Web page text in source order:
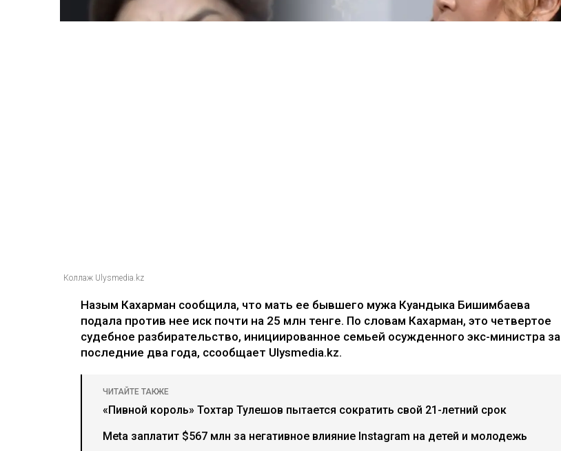
Коллаж Ulysmedia.kz
Назым Кахарман сообщила, что мать ее бывшего мужа Куандыка Бишимбаева
подала против нее иск почти на 25 млн тенге. По словам Кахарман, это четвертое
судебное разбирательство, инициированное семьей осужденного экс-министра за
последние два года, ссообщает Ulysmedia.kz.
ЧИТАЙТЕ ТАКЖЕ
«Пивной король» Тохтар Тулешов пытается сократить свой 21-летний срок
Meta заплатит $567 млн за негативное влияние Instagram на детей и молодежь